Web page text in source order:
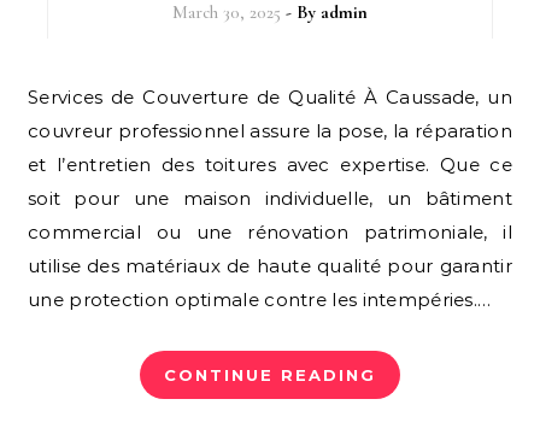
March 30, 2025 - By admin
Services de Couverture de Qualité À Caussade, un
couvreur professionnel assure la pose, la réparation
et l’entretien des toitures avec expertise. Que ce
soit pour une maison individuelle, un bâtiment
commercial ou une rénovation patrimoniale, il
utilise des matériaux de haute qualité pour garantir
une protection optimale contre les intempéries.…
CONTINUE READING